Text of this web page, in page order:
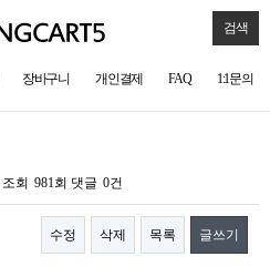
검색
장바구니 개인결제 FAQ 1:1문의
조회 981회 댓글 0건
수정 삭제 목록 글쓰기